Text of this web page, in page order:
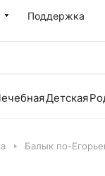
Поддержка
Детская
Балык по-